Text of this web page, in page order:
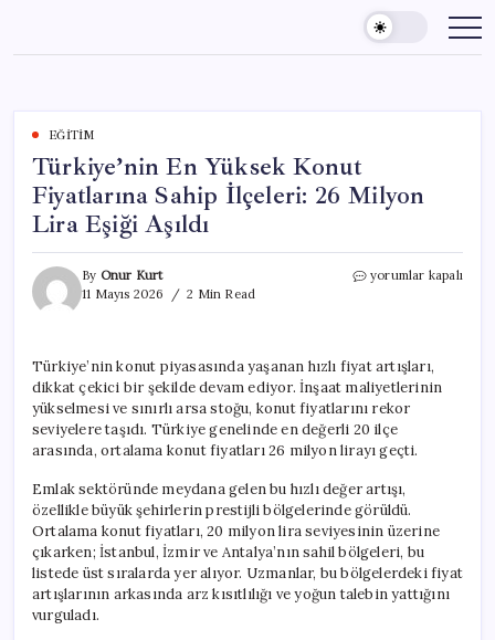
content
EĞITIM
Türkiye’nin En Yüksek Konut
Fiyatlarına Sahip İlçeleri: 26 Milyon
Lira Eşiği Aşıldı
By Onur Kurt
11 Mayıs 2026
2 Min Read
Türkiye’nin
Sahip
İlçeleri:
26
Milyon
Lira
Eşiği
Aşıldı
için
yorumlar kapalı
Türkiye’nin konut piyasasında yaşanan hızlı fiyat artışları,
dikkat çekici bir şekilde devam ediyor. İnşaat maliyetlerinin
yükselmesi ve sınırlı arsa stoğu, konut fiyatlarını rekor
seviyelere taşıdı. Türkiye genelinde en değerli 20 ilçe
arasında, ortalama konut fiyatları 26 milyon lirayı geçti.
Emlak sektöründe meydana gelen bu hızlı değer artışı,
özellikle büyük şehirlerin prestijli bölgelerinde görüldü.
Ortalama konut fiyatları, 20 milyon lira seviyesinin üzerine
çıkarken; İstanbul, İzmir ve Antalya’nın sahil bölgeleri, bu
listede üst sıralarda yer alıyor. Uzmanlar, bu bölgelerdeki fiyat
artışlarının arkasında arz kısıtlılığı ve yoğun talebin yattığını
vurguladı.